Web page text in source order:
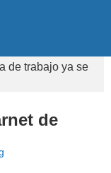
de trabajo ya se
de